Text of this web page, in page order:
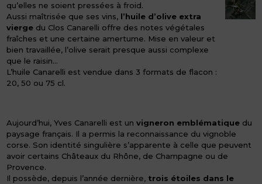
qu’elles ne soient pressées à froid.
Aussi maîtrisée que ses vins, l’huile d’olive extra
vierge du Clos Canarelli offre des notes végétales
fraîches et une certaine amertume. Mise en valeur et
bien travaillée, l’olive serait presque aussi complexe
que le raisin…
L’huile Canarelli est vendue dans 3 formats de flacon :
20, 50 ou 75 cl.
Aujourd’hui, Yves Canarelli est unvigneron emblématique du
paysage français. Il a permis la reconnaissance du vignoble
corse. Son identité singulière s’apparente à celle que peuvent
avoir certains Châteaux du Rhône, de Champagne ou de
Provence.
Il possède, depuis l’année dernière, trois étoiles dans le